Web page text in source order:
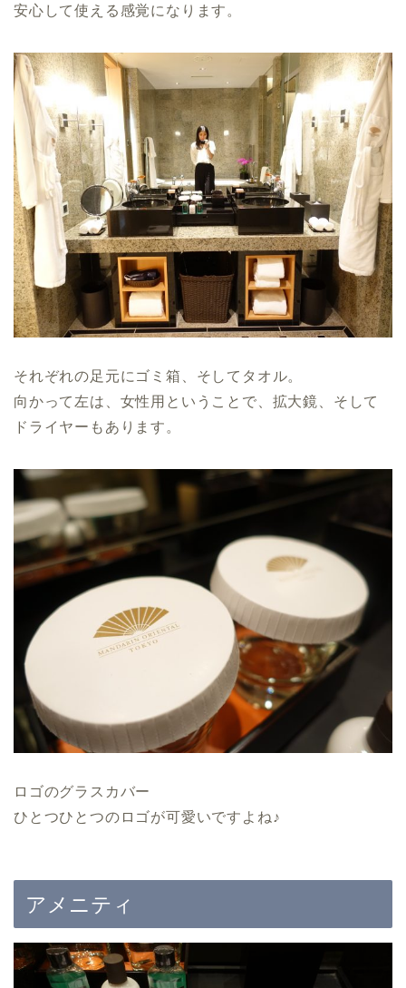
安心して使える感覚になります。
それぞれの足元にゴミ箱、そしてタオル。
向かって左は、女性用ということで、拡大鏡、そして
ドライヤーもあります。
ロゴのグラスカバー
ひとつひとつのロゴが可愛いですよね♪
アメニティ